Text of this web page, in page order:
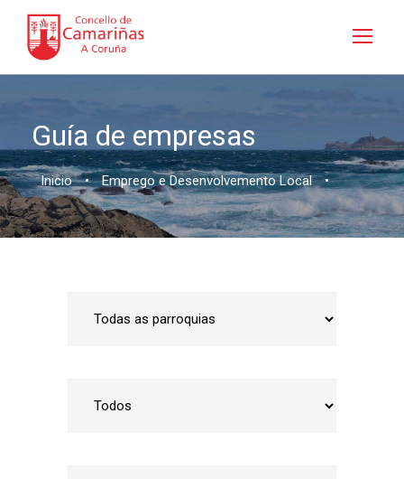
Guía de empresas
Inicio • Emprego e Desenvolvemento Local •